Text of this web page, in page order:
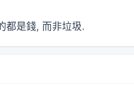
都是錢, 而非垃圾.